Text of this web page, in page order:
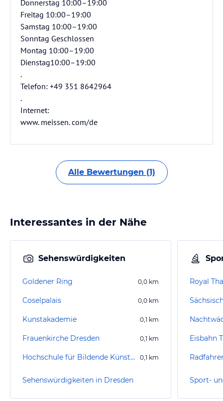
Donnerstag 10:00–19:00
Freitag 10:00–19:00
Samstag 10:00–19:00
Sonntag Geschlossen
Montag 10:00–19:00
Dienstag10:00–19:00
.
Telefon: +49 351 8642964
.
Internet:
www. meissen. com/de
Alle Bewertungen (1)
Interessantes in der Nähe
Sehenswürdigkeiten
Goldener Ring 0,0 km
Coselpalais 0,0 km
Kunstakademie 0,1 km
Frauenkirche Dresden 0,1 km
Hochschule für Bildende Künste Dresden 0,1 km
Sehenswürdigkeiten in Dresden
Royal